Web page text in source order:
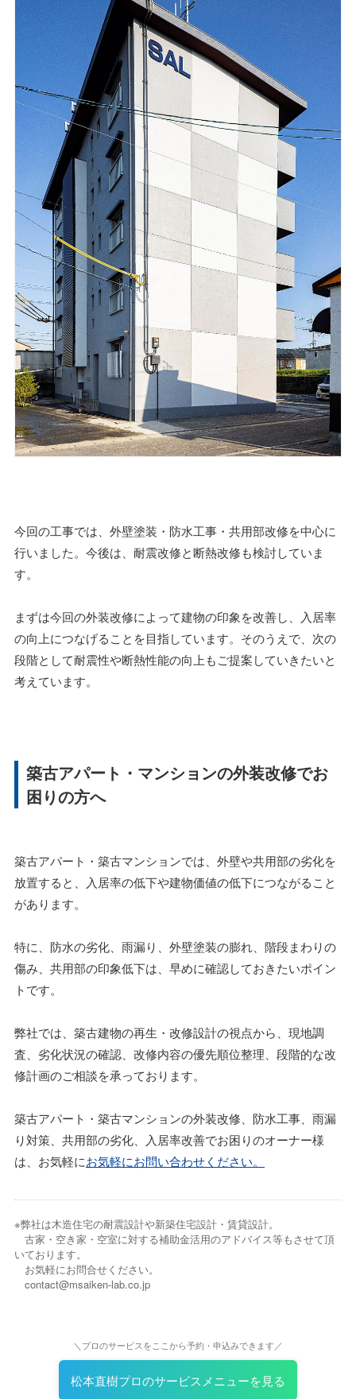
今回の工事では、外壁塗装・防水工事・共用部改修を中心に
行いました。今後は、耐震改修と断熱改修も検討していま
す。
まずは今回の外装改修によって建物の印象を改善し、入居率
の向上につなげることを目指しています。そのうえで、次の
段階として耐震性や断熱性能の向上もご提案していきたいと
考えています。
築古アパート・マンションの外装改修でお
困りの方へ
築古アパート・築古マンションでは、外壁や共用部の劣化を
放置すると、入居率の低下や建物価値の低下につながること
があります。
特に、防水の劣化、雨漏り、外壁塗装の膨れ、階段まわりの
傷み、共用部の印象低下は、早めに確認しておきたいポイン
トです。
弊社では、築古建物の再生・改修設計の視点から、現地調
査、劣化状況の確認、改修内容の優先順位整理、段階的な改
修計画のご相談を承っております。
築古アパート・築古マンションの外装改修、防水工事、雨漏
り対策、共用部の劣化、入居率改善でお困りのオーナー様
は、お気軽にお気軽にお問い合わせください。
※弊社は木造住宅の耐震設計や新築住宅設計・賃貸設計。
古家・空き家・空室に対する補助金活用のアドバイス等もさせて頂
いております。
お気軽にお問合せください。
contact@msaiken-lab.co.jp
＼プロのサービスをここから予約・申込みできます／
松本直樹プロのサービスメニューを見る